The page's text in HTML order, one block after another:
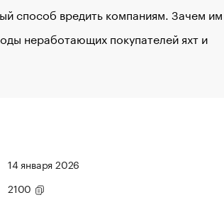
способ вредить компаниям. Зачем
неработающих покупателей яхт и
14 января 2026
2100